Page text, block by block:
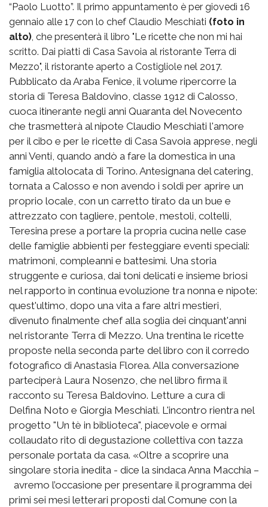
“Paolo Luotto”. Il primo appuntamento è per giovedì 16
gennaio alle 17 con lo chef Claudio Meschiati (foto in
alto), che presenterà il libro "Le ricette che non mi hai
scritto. Dai piatti di Casa Savoia al ristorante Terra di
Mezzo", il ristorante aperto a Costigliole nel 2017.
Pubblicato da Araba Fenice, il volume ripercorre la
storia di Teresa Baldovino, classe 1912 di Calosso,
cuoca itinerante negli anni Quaranta del Novecento
che trasmetterà al nipote Claudio Meschiati l'amore
per il cibo e per le ricette di Casa Savoia apprese, negli
anni Venti, quando andò a fare la domestica in una
famiglia altolocata di Torino. Antesignana del catering,
tornata a Calosso e non avendo i soldi per aprire un
proprio locale, con un carretto tirato da un bue e
attrezzato con tagliere, pentole, mestoli, coltelli,
Teresina prese a portare la propria cucina nelle case
delle famiglie abbienti per festeggiare eventi speciali:
matrimoni, compleanni e battesimi. Una storia
struggente e curiosa, dai toni delicati e insieme briosi
nel rapporto in continua evoluzione tra nonna e nipote:
quest'ultimo, dopo una vita a fare altri mestieri,
divenuto finalmente chef alla soglia dei cinquant'anni
nel ristorante Terra di Mezzo. Una trentina le ricette
proposte nella seconda parte del libro con il corredo
fotografico di Anastasia Florea. Alla conversazione
parteciperà Laura Nosenzo, che nel libro firma il
racconto su Teresa Baldovino. Letture a cura di
Delfina Noto e Giorgia Meschiati. L'incontro rientra nel
progetto "Un tè in biblioteca", piacevole e ormai
collaudato rito di degustazione collettiva con tazza
personale portata da casa. «Oltre a scoprire una
singolare storia inedita - dice la sindaca Anna Macchia –
avremo l’occasione per presentare il programma dei
primi sei mesi letterari proposti dal Comune con la